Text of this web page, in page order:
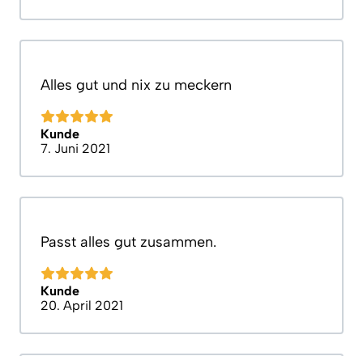
Alles gut und nix zu meckern
Kunde
7. Juni 2021
Passt alles gut zusammen.
Kunde
20. April 2021